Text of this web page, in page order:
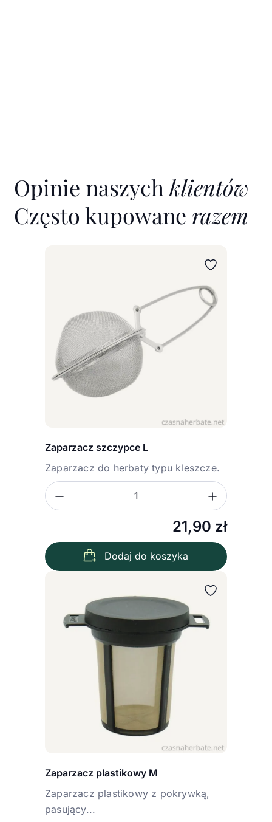
Opinie naszych klientów
Często kupowane razem
Zaparzacz szczypce L
Zaparzacz do herbaty typu kleszcze.
21,90 zł
Zmniejsz ilość
Dodaj do koszyka
Zaparzacz plastikowy M
Zaparzacz plastikowy z pokrywką,
pasujący...